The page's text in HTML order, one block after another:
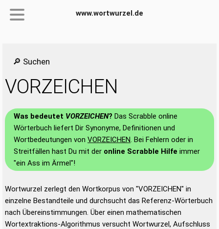
www.wortwurzel.de
🔎 Suchen
VORZEICHEN
Was bedeutet VORZEICHEN? Das Scrabble online
Wörterbuch liefert Dir Synonyme, Definitionen und
Wortbedeutungen von VORZEICHEN. Bei Fehlern oder in
Streitfällen hast Du mit der online Scrabble Hilfe immer
"ein Ass im Ärmel"!
Wortwurzel zerlegt den Wortkorpus von "VORZEICHEN" in
einzelne Bestandteile und durchsucht das Referenz-Wörterbuch
nach Übereinstimmungen. Über einen mathematischen
Wortextraktions-Algorithmus versucht Wortwurzel, Aufschluss